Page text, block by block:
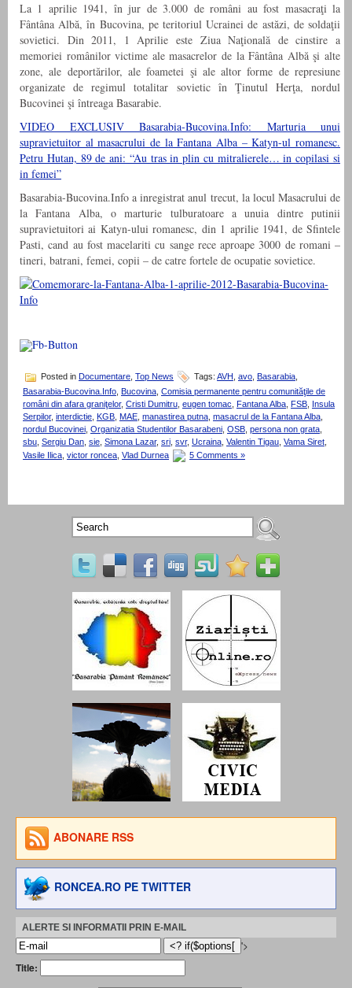
La 1 aprilie 1941, în jur de 3.000 de români au fost masacraţi la
Fântâna Albă, în Bucovina, pe teritoriul Ucrainei de astăzi, de soldaţii
sovietici. Din 2011, 1 Aprilie este Ziua Naţională de cinstire a
memoriei românilor victime ale masacrelor de la Fântâna Albă şi alte
zone, ale deportărilor, ale foametei şi ale altor forme de represiune
organizate de regimul totalitar sovietic în Ţinutul Herţa, nordul
Bucovinei şi întreaga Basarabie.
VIDEO EXCLUSIV Basarabia-Bucovina.Info: Marturia unui
supravietuitor al masacrului de la Fantana Alba – Katyn-ul romanesc.
Petru Hutan, 89 de ani: “Au tras in plin cu mitralierele… in copilasi si
in femei”
Basarabia-Bucovina.Info a inregistrat anul trecut, la locul Masacrului de
la Fantana Alba, o marturie tulburatoare a unuia dintre putinii
supravietuitori ai Katyn-ului romanesc, din 1 aprilie 1941, de Sfintele
Pasti, cand au fost macelariti cu sange rece aproape 3000 de romani –
tineri, batrani, femei, copii – de catre fortele de ocupatie sovietice.
Posted in Documentare Top News Tags: AVH avo Basarabia
Basarabia-Bucovina.Info, Bucovina, Comisia permanente pentru comunităţile de
români din afara graniţelor, Cristi Dumitru, eugen tomac, Fantana Alba, FSB, Insula
Serpilor, interdictie, KGB, MAE, manastirea putna, masacrul de la Fantana Alba,
nordul Bucovinei, Organizatia Studentilor Basarabeni, OSB, persona non grata,
sbu, Sergiu Dan, sie, Simona Lazar, sri, svr, Ucraina, Valentin Tigau, Vama Siret,
Vasile Ilica victor roncea Vlad Durnea 5 Comments »
ABONARE RSS
RONCEA.RO PE TWITTER
ALERTE SI INFORMATII PRIN E-MAIL
'>
Title: